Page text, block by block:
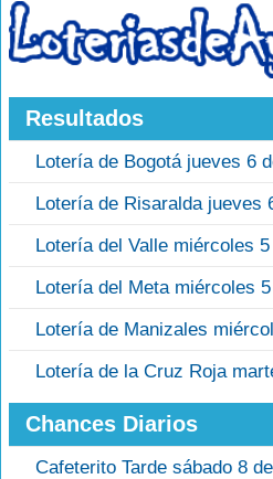
Resultados
Lotería de Bogotá jueves 6
Lotería de Risaralda jueves
Lotería del Valle miércoles
Lotería del Meta miércoles
Lotería de Manizales
Lotería de la Cruz Roja
Chances Diarios
Cafeterito Tarde sábado 8